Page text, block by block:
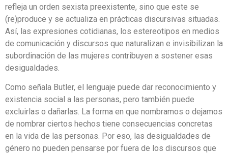
refleja un orden sexista preexistente, sino que este se
(re)produce y se actualiza en prácticas discursivas situadas.
Así, las expresiones cotidianas, los estereotipos en medios
de comunicación y discursos que naturalizan e invisibilizan la
subordinación de las mujeres contribuyen a sostener esas
desigualdades.
Como señala Butler, el lenguaje puede dar reconocimiento y
existencia social a las personas, pero también puede
excluirlas o dañarlas. La forma en que nombramos o dejamos
de nombrar ciertos hechos tiene consecuencias concretas
en la vida de las personas. Por eso, las desigualdades de
género no pueden pensarse por fuera de los discursos que